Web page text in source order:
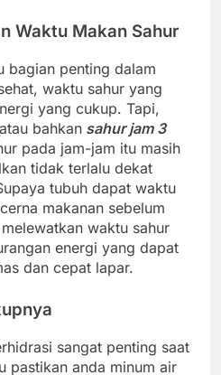
Waktu Makan Sahur
bagian penting dalam
waktu sahur yang
yang cukup. Tapi,
bahkan sahur jam 3
pada jam-jam itu masih
tidak terlalu dekat
tubuh dapat waktu
makanan sebelum
waktu sahur
energi yang dapat
dan cepat lapar.
sangat penting saat
pastikan anda minum air